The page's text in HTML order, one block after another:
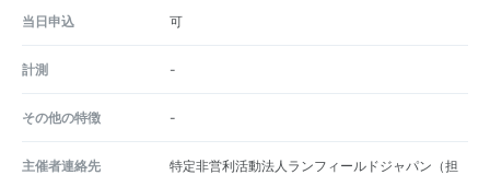
当日申込 可
計測 -
その他の特徴 -
主催者連絡先
特定非営利活動法人ランフィールドジャパン（担